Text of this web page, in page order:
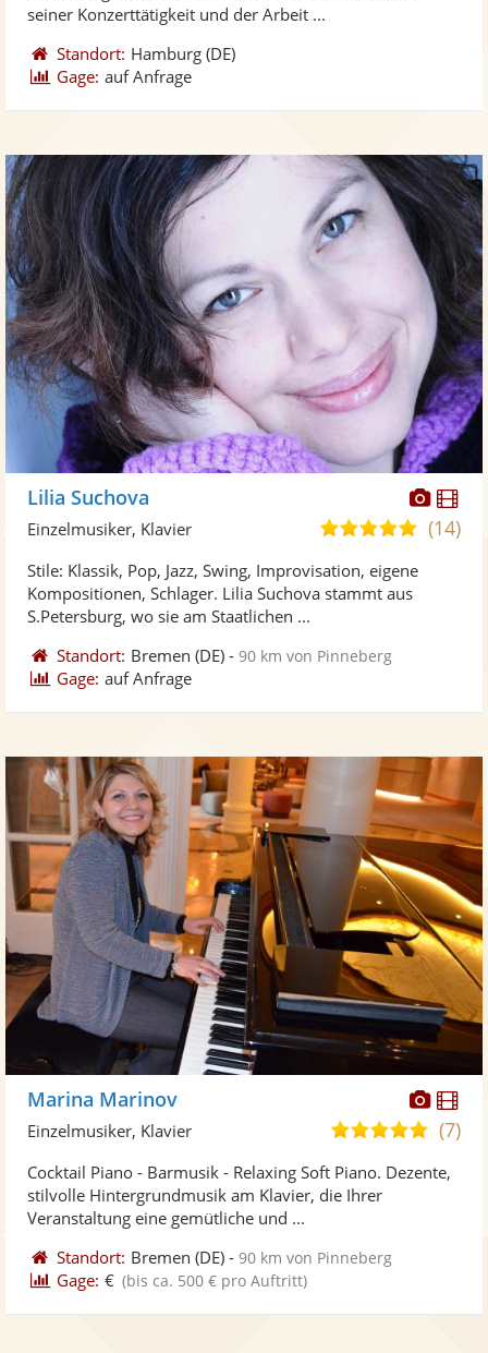
seiner Konzerttätigkeit und der Arbeit ...
Standort: Hamburg (DE)
Gage: auf Anfrage
Lilia Suchova
5,0
5
(14)
Einzelmusiker, Klavier
Stile: Klassik, Pop, Jazz, Swing, Improvisation, eigene
Kompositionen, Schlager. Lilia Suchova stammt aus
S.Petersburg, wo sie am Staatlichen ...
Standort: Bremen (DE) -90 km von Pinneberg
Gage: auf Anfrage
Fotos
Marina Marinov
5,0
5
(7)
Einzelmusiker, Klavier
Cocktail Piano - Barmusik - Relaxing Soft Piano. Dezente,
stilvolle Hintergrundmusik am Klavier, die Ihrer
Veranstaltung eine gemütliche und ...
Standort: Bremen (DE) -90 km von Pinneberg
Gage: € (bis ca. 500 € pro Auftritt)